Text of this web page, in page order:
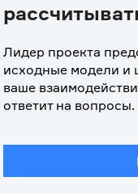
Лидер проекта
исходные модели и
ваше
ответит на вопросы.